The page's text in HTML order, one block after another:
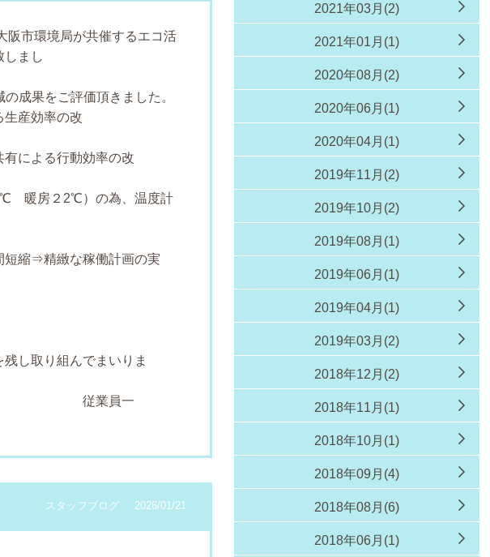
阪市環境局が共催するエコ活
しまし
成果をご評価頂きました。
産効率の改
有による行動効率の改
。
暖房２2℃）の為、温度計
短縮⇒精緻な稼働計画の実
。
。
し取り組んでまいりま
一
2026/01/21
スタッフブログ
2021年03月(2)
2021年01月(1)
2020年08月(2)
2020年06月(1)
2020年04月(1)
2019年11月(2)
2019年10月(2)
2019年08月(1)
2019年06月(1)
2019年04月(1)
2019年03月(2)
2018年12月(2)
2018年11月(1)
2018年10月(1)
2018年09月(4)
2018年08月(6)
2018年06月(1)